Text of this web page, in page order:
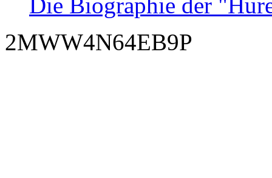
Die Biographie der
2MWW4N64EB9P